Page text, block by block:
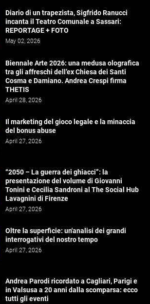
Diario di un trapezista, Sigfrido Ranucci
incanta il Teatro Comunale a Sassari:
REPORTAGE + FOTO
May 02, 2026
Biennale Arte 2026: una medusa olografica
tra gli affreschi dell’ex Chiesa dei Santi
Cosma e Damiano. Andrea Crespi firma
THETIS
April 28, 2026
Il marketing del gioco legale e la minaccia
del bonus abuse
April 27, 2026
“2050 – La guerra dei ghiacci”: la
presentazione del volume di Giovanni
Tonini e Cecilia Sandroni al The Social Hub
Lavagnini di Firenze
April 27, 2026
Oltre la superficie: un'analisi dei grandi
interrogativi del nostro tempo
April 27, 2026
Andrea Parodi ricordato a Cagliari, Parigi e
in Valsusa a 20 anni dalla scomparsa: ecco
tutti gli eventi